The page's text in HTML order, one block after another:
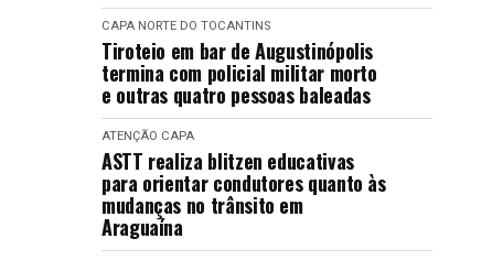
CAPA NORTE DO TOCANTINS
Tiroteio em bar de Augustinópolis
termina com policial militar morto
e outras quatro pessoas baleadas
ATENÇÃO CAPA
ASTT realiza blitzen educativas
para orientar condutores quanto às
mudanças no trânsito em
Araguaína